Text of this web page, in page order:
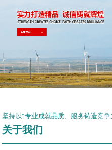
坚持以“专业成就品质、服务铸造竞争
关于我们